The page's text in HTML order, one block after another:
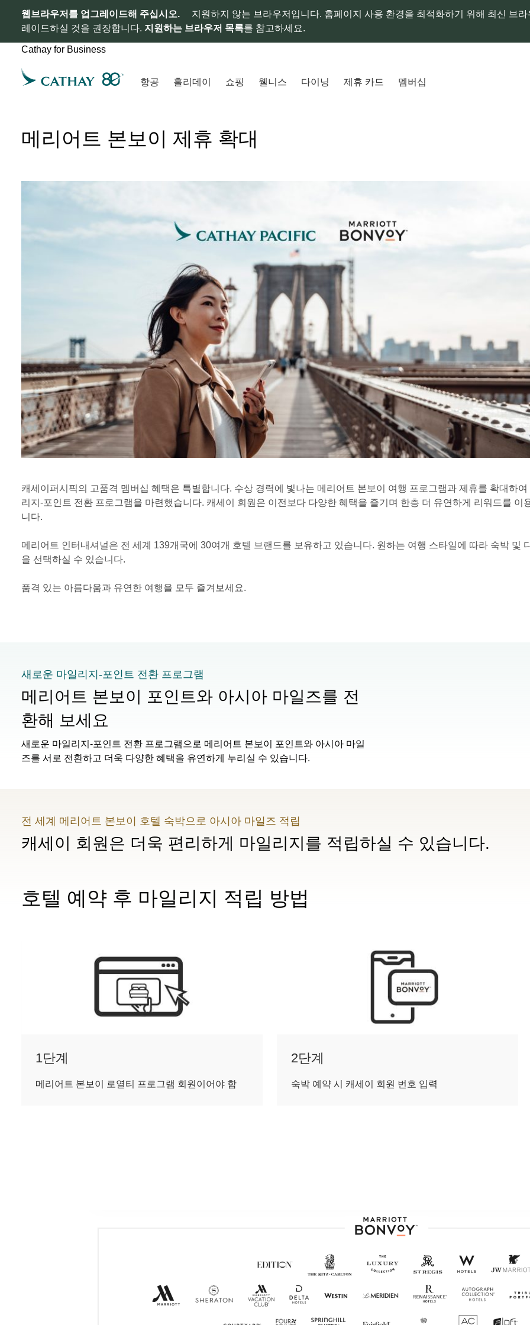
웹브라우저를 업그레이드해 주십시오.
지원하지 않는 브라우저입니다. 홈페이지 사용 환경을 최적화하기 위해 최신 브
레이드하실 것을 권장합니다. 지원하는 브라우저 목록를 참고하세요.
Cathay for Business
항공 홀리데이 쇼핑 웰니스 다이닝 제휴 카드 멤버십
메리어트 본보이 제휴 확대
캐세이퍼시픽의 고품격 멤버십 혜택은 특별합니다. 수상 경력에 빛나는 메리어트 본보이 여행 프로그램과 제휴를 확대하
리지-포인트 전환 프로그램을 마련했습니다. 캐세이 회원은 이전보다 다양한 혜택을 즐기며 한층 더 유연하게 리워드를 이
니다.
메리어트 인터내셔널은 전 세계 139개국에 30여개 호텔 브랜드를 보유하고 있습니다. 원하는 여행 스타일에 따라 숙박 및
을 선택하실 수 있습니다.
품격 있는 아름다움과 유연한 여행을 모두 즐겨보세요.
새로운 마일리지-포인트 전환 프로그램
메리어트 본보이 포인트와 아시아 마일즈를 전
환해 보세요
새로운 마일리지-포인트 전환 프로그램으로 메리어트 본보이 포인트와 아시아 마일
즈를 서로 전환하고 더욱 다양한 혜택을 유연하게 누리실 수 있습니다.
전 세계 메리어트 본보이 호텔 숙박으로 아시아 마일즈 적립
캐세이 회원은 더욱 편리하게 마일리지를 적립하실 수 있습니다.
호텔 예약 후 마일리지 적립 방법
1단계
메리어트 본보이 로열티 프로그램 회원이어야 함
2단계
숙박 예약 시 캐세이 회원 번호 입력